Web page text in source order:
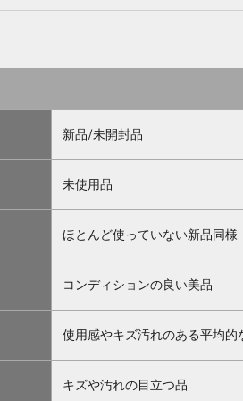
新品/未開封品
未使用品
ほとんど使っていない新品同様
コンディションの良い美品
使用感やキズ汚れのある平均的
キズや汚れの目立つ品